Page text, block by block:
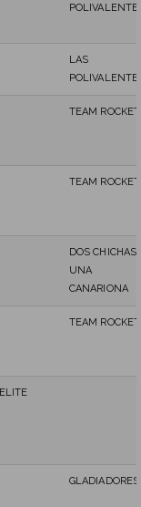
LAS
TEAM ROCKET
TEAM ROCKET
DOS CHICHAS
UNA
CANARIONA
TEAM ROCKET
ELITE
GLADIADORES